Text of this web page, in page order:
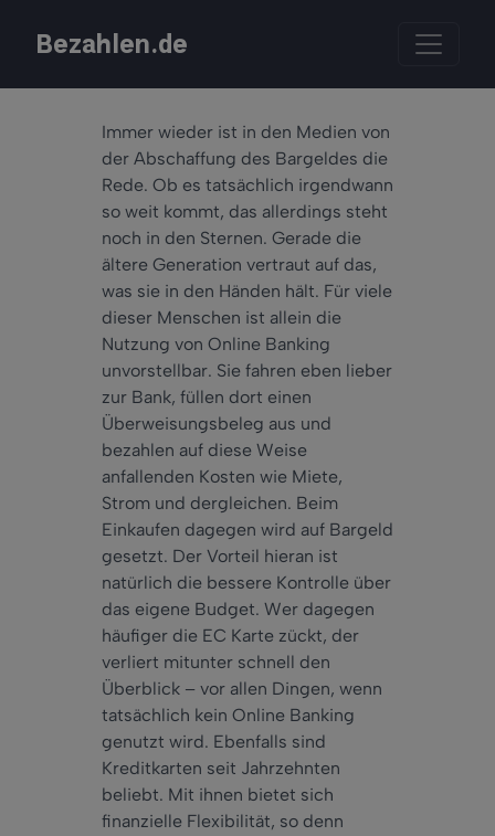
Bezahlen.de
Immer wieder ist in den Medien von
der Abschaffung des Bargeldes die
Rede. Ob es tatsächlich irgendwann
so weit kommt, das allerdings steht
noch in den Sternen. Gerade die
ältere Generation vertraut auf das,
was sie in den Händen hält. Für viele
dieser Menschen ist allein die
Nutzung von Online Banking
unvorstellbar. Sie fahren eben lieber
zur Bank, füllen dort einen
Überweisungsbeleg aus und
bezahlen auf diese Weise
anfallenden Kosten wie Miete,
Strom und dergleichen. Beim
Einkaufen dagegen wird auf Bargeld
gesetzt. Der Vorteil hieran ist
natürlich die bessere Kontrolle über
das eigene Budget. Wer dagegen
häufiger die EC Karte zückt, der
verliert mitunter schnell den
Überblick – vor allen Dingen, wenn
tatsächlich kein Online Banking
genutzt wird. Ebenfalls sind
Kreditkarten seit Jahrzehnten
beliebt. Mit ihnen bietet sich
finanzielle Flexibilität, so denn